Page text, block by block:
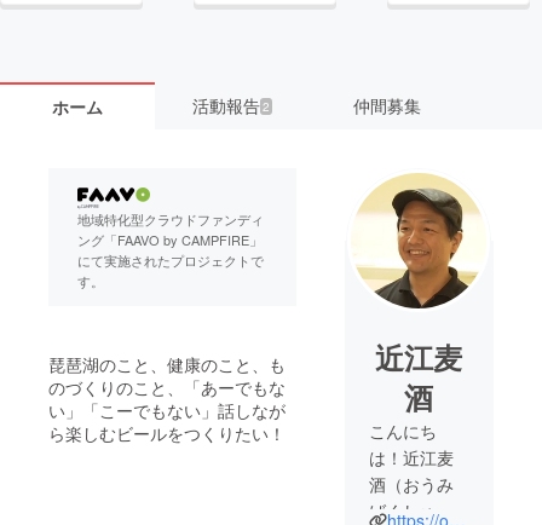
ホーム 活動報告 2 仲間募集
地域特化型クラウドファンディ
ング「FAAVO by CAMPFIRE」
にて実施されたプロジェクトで
す。
琵琶湖のこと、健康のこと、も
のづくりのこと、「あーでもな
い」「こーでもない」話しなが
ら楽しむビールをつくりたい！
近江麦
酒
こんにち
は！近江麦
酒（おうみ
ばくしゅ） https://omibeer.jp/